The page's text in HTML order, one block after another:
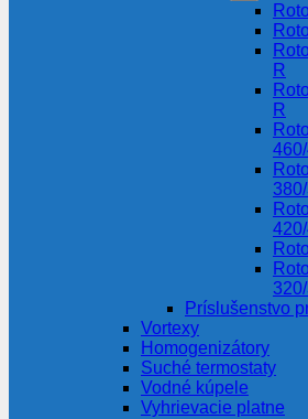
R
R
Príslušenstvo
Vortexy
Homogenizátory
Suché termostaty
Vodné kúpele
Vyhrievacie platne